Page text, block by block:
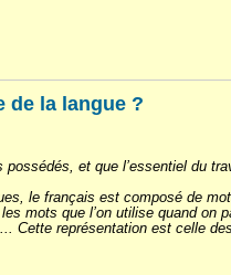
de la langue ?
et que l’essentiel du
le français est composé de
mots que l’on utilise quand on
Cette représentation est celle